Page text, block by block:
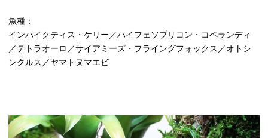
魚種：
インパイクティス・ケリー／ハイフェソブリコン・コペランディ
／テトラオーロ／サイアミーズ・フライングフォックス／オトシ
ンクルス／ヤマトヌマエビ